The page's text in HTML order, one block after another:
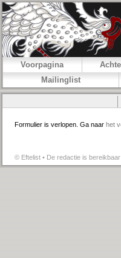
Voorpagina
Mailinglist
Formulier is verlopen. Ga naar het
© Eftelist • De redactie is